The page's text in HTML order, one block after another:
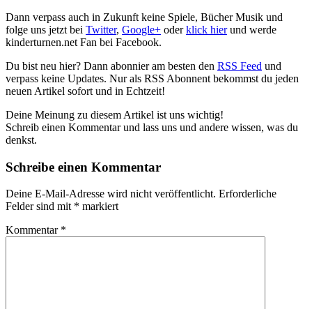
Dann verpass auch in Zukunft keine Spiele, Bücher Musik und
folge uns jetzt bei Twitter, Google+ oderklick hierund werde
kinderturnen.net Fan bei Facebook.
Du bist neu hier? Dann abonnier am besten den RSS Feed und
verpass keine Updates. Nur als RSS Abonnent bekommst du jeden
neuen Artikel sofort und in Echtzeit!
Deine Meinung zu diesem Artikel ist uns wichtig!
Schreib einen Kommentar und lass uns und andere wissen, was du
denkst.
Schreibe einen Kommentar
Deine E-Mail-Adresse wird nicht veröffentlicht. Erforderliche
Felder sind mit * markiert
Kommentar *